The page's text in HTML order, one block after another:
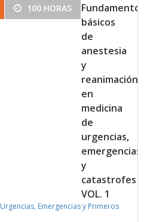
100 HORAS
Fundamentos
básicos
de
anestesia
y
reanimación
en
medicina
de
urgencias,
emergencias
y
catastrofes
VOL. 1
Urgencias, Emergencias y Primeros